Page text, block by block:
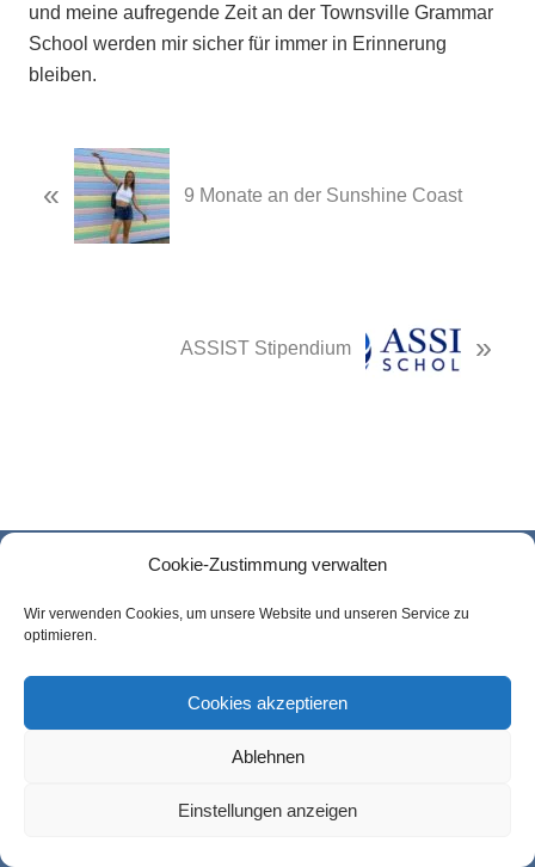
Cookie-Zustimmung verwalten
Wir verwenden Cookies, um unsere Website und unseren Service zu
optimieren.
Cookies akzeptieren
Ablehnen
Einstellungen anzeigen
und meine aufregende Zeit an der Townsville Grammar
School werden mir sicher für immer in Erinnerung
bleiben.
Previous
Post:
« 9 Monate an der Sunshine Coast
ASSIST Stipendium »
Footer